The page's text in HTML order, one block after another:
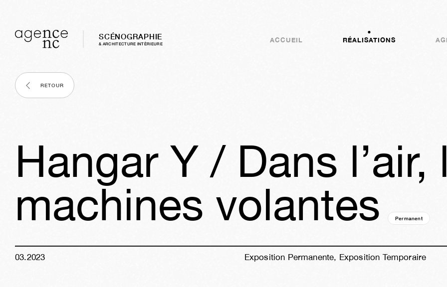
SCÉNOGRAPHIE
& ARCHITECTURE INTÈRIEURE ACCUEIL RÉALISATIONS
RETOUR
Hangar Y / Dans l’air,
machines volantes
Permanent
03.2023 Exposition Permanente, Exposition Temporaire